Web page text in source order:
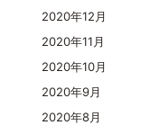
2020年12月
2020年11月
2020年10月
2020年9月
2020年8月